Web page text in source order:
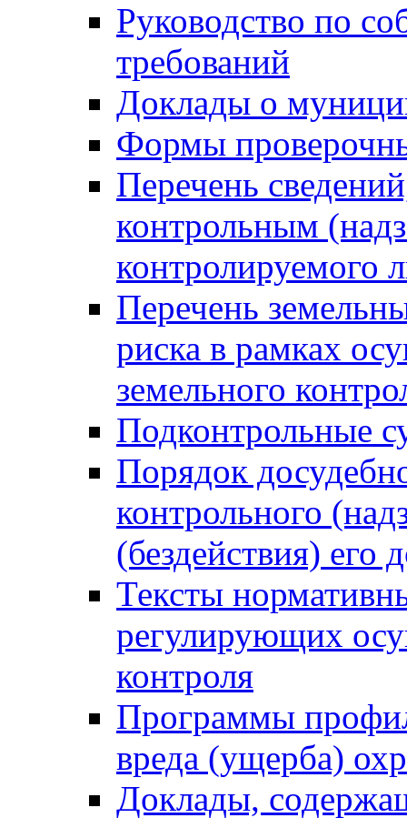
Руководство по
требований
Доклады о
Формы
Перечень
контрольным
контролируемого
Перечень
риска в рамках
земельного
Подконтрольные
Порядок
контрольного
(бездействия)
Тексты
регулирующих
контроля
Программы
вреда (ущерба)
Доклады,